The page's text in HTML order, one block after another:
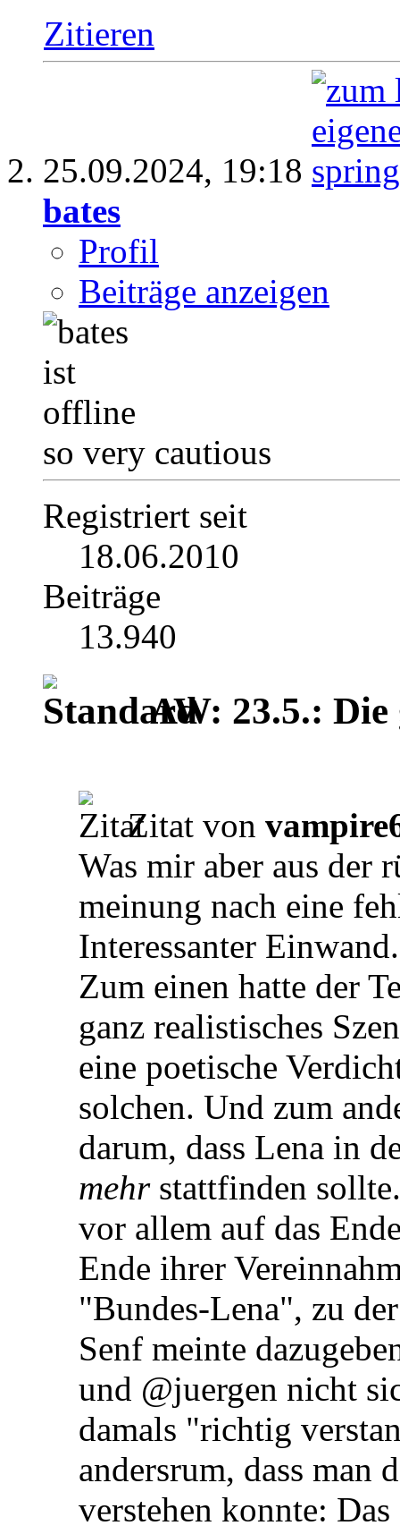
Zitieren
25.09.2024, 19:18
bates
Profil
Beiträge anzeigen
so very cautious
Registriert seit
18.06.2010
Beiträge
13.940
AW: 23.5.: Die
Zitat von
Was mir aber aus der
meinung nach eine
Interessanter
Zum einen hatte der
ganz realistisches
eine poetische
solchen. Und zum
darum, dass Lena in
mehr stattfinden
vor allem auf das
Ende ihrer
"Bundes-Lena", zu
Senf meinte
und @juergen nicht
damals "richtig
andersrum, dass man
verstehen konnte: